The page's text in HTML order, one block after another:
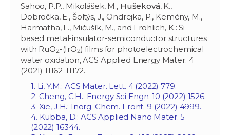
Sahoo, P.P., Mikolášek, M., Hušeková, K.,
Dobročka, E., Šoltýs, J., Ondrejka, P., Kemény, M.,
Harmatha, L., Mičušík, M., and Fröhlich, K.: Si-
based metal-insulator-semiconductor structures
with RuO2-(IrO2) films for photoelectrochemical
water oxidation, ACS Applied Energy Mater. 4
(2021) 11162-11172.
1. Li, Y.M.: ACS Mater. Lett. 4 (2022) 779.
2. Cheng, C.H.: Energy Sci Engn. 10 (2022) 1526.
3. Xie, J.H.: Inorg. Chem. Front. 9 (2022) 4999.
4. Kubba, D.: ACS Applied Nano Mater. 5
(2022) 16344.